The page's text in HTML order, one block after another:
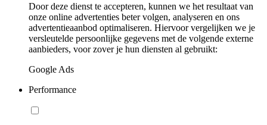
Door deze dienst te accepteren, kunnen we het resultaat van
onze online advertenties beter volgen, analyseren en ons
advertentieaanbod optimaliseren. Hiervoor vergelijken we je
versleutelde persoonlijke gegevens met de volgende externe
aanbieders, voor zover je hun diensten al gebruikt:
Google Ads
Performance